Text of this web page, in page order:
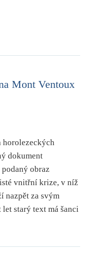
Mont Ventoux
horolezeckých
dokument
obraz
vnitřní krize, v níž
nazpět za svým
starý text má šanci